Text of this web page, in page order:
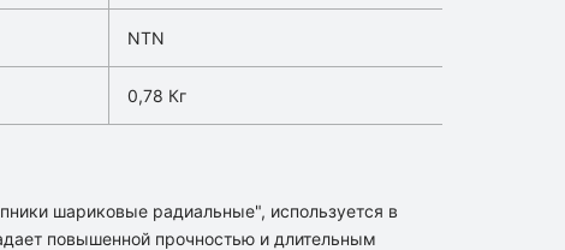
NTN
0,78 Кг
шариковые радиальные", используется в
повышенной прочностью и длительным